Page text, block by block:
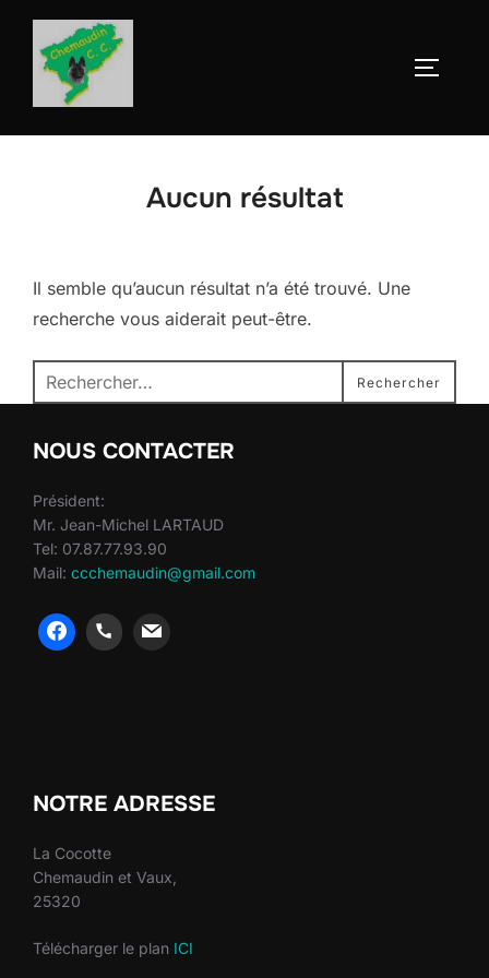
Aller
contenu
Aucun résultat
Il semble qu’aucun résultat n’a été trouvé. Une
recherche vous aiderait peut-être.
Recherche
pour :
Rechercher
NOUS CONTACTER
Président:
Mr. Jean-Michel LARTAUD
Tel: 07.87.77.93.90
Mail: ccchemaudin@gmail.com
NOTRE ADRESSE
La Cocotte
Chemaudin et Vaux,
25320
Télécharger le plan ICI